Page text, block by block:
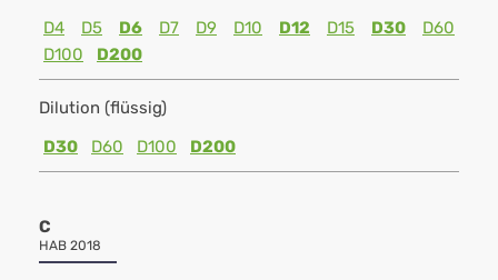
D4
D5 D6 D7 D9 D10 D12 D15 D30
D60
D100
D200
Dilution (flüssig)
D30
D60 D100 D200
C
HAB 2018